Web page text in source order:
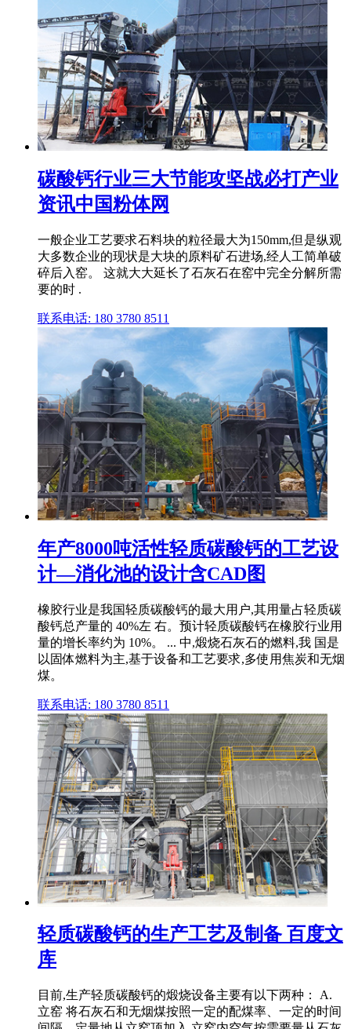
碳酸钙行业三大节能攻坚战必打产业
资讯中国粉体网
一般企业工艺要求石料块的粒径最大为150mm,但是纵观
大多数企业的现状是大块的原料矿石进场,经人工简单破
碎后入窑。 这就大大延长了石灰石在窑中完全分解所需
要的时 .
联系电话: 180 3780 8511
年产8000吨活性轻质碳酸钙的工艺设
计—消化池的设计含CAD图
橡胶行业是我国轻质碳酸钙的最大用户,其用量占轻质碳
酸钙总产量的 40%左 右。预计轻质碳酸钙在橡胶行业用
量的增长率约为 10%。 ... 中,煅烧石灰石的燃料,我 国是
以固体燃料为主,基于设备和工艺要求,多使用焦炭和无烟
煤。
联系电话: 180 3780 8511
轻质碳酸钙的生产工艺及制备 百度文
库
目前,生产轻质碳酸钙的煅烧设备主要有以下两种： A.
立窑 将石灰石和无烟煤按照一定的配煤率、一定的时间